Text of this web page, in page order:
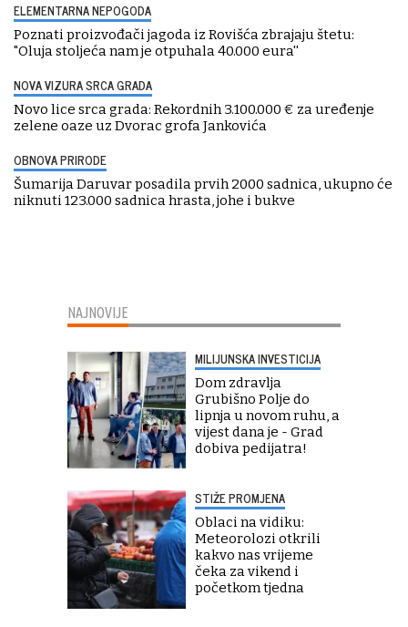
ELEMENTARNA NEPOGODA
Poznati proizvođači jagoda iz Rovišća zbrajaju štetu:
"Oluja stoljeća nam je otpuhala 40.000 eura''
NOVA VIZURA SRCA GRADA
Novo lice srca grada: Rekordnih 3.100.000 € za uređenje
zelene oaze uz Dvorac grofa Jankovića
OBNOVA PRIRODE
Šumarija Daruvar posadila prvih 2000 sadnica, ukupno će
niknuti 123.000 sadnica hrasta, johe i bukve
NAJNOVIJE
MILIJUNSKA INVESTICIJA
Dom zdravlja
Grubišno Polje do
lipnja u novom ruhu, a
vijest dana je - Grad
dobiva pedijatra!
STIŽE PROMJENA
Oblaci na vidiku:
Meteorolozi otkrili
kakvo nas vrijeme
čeka za vikend i
početkom tjedna